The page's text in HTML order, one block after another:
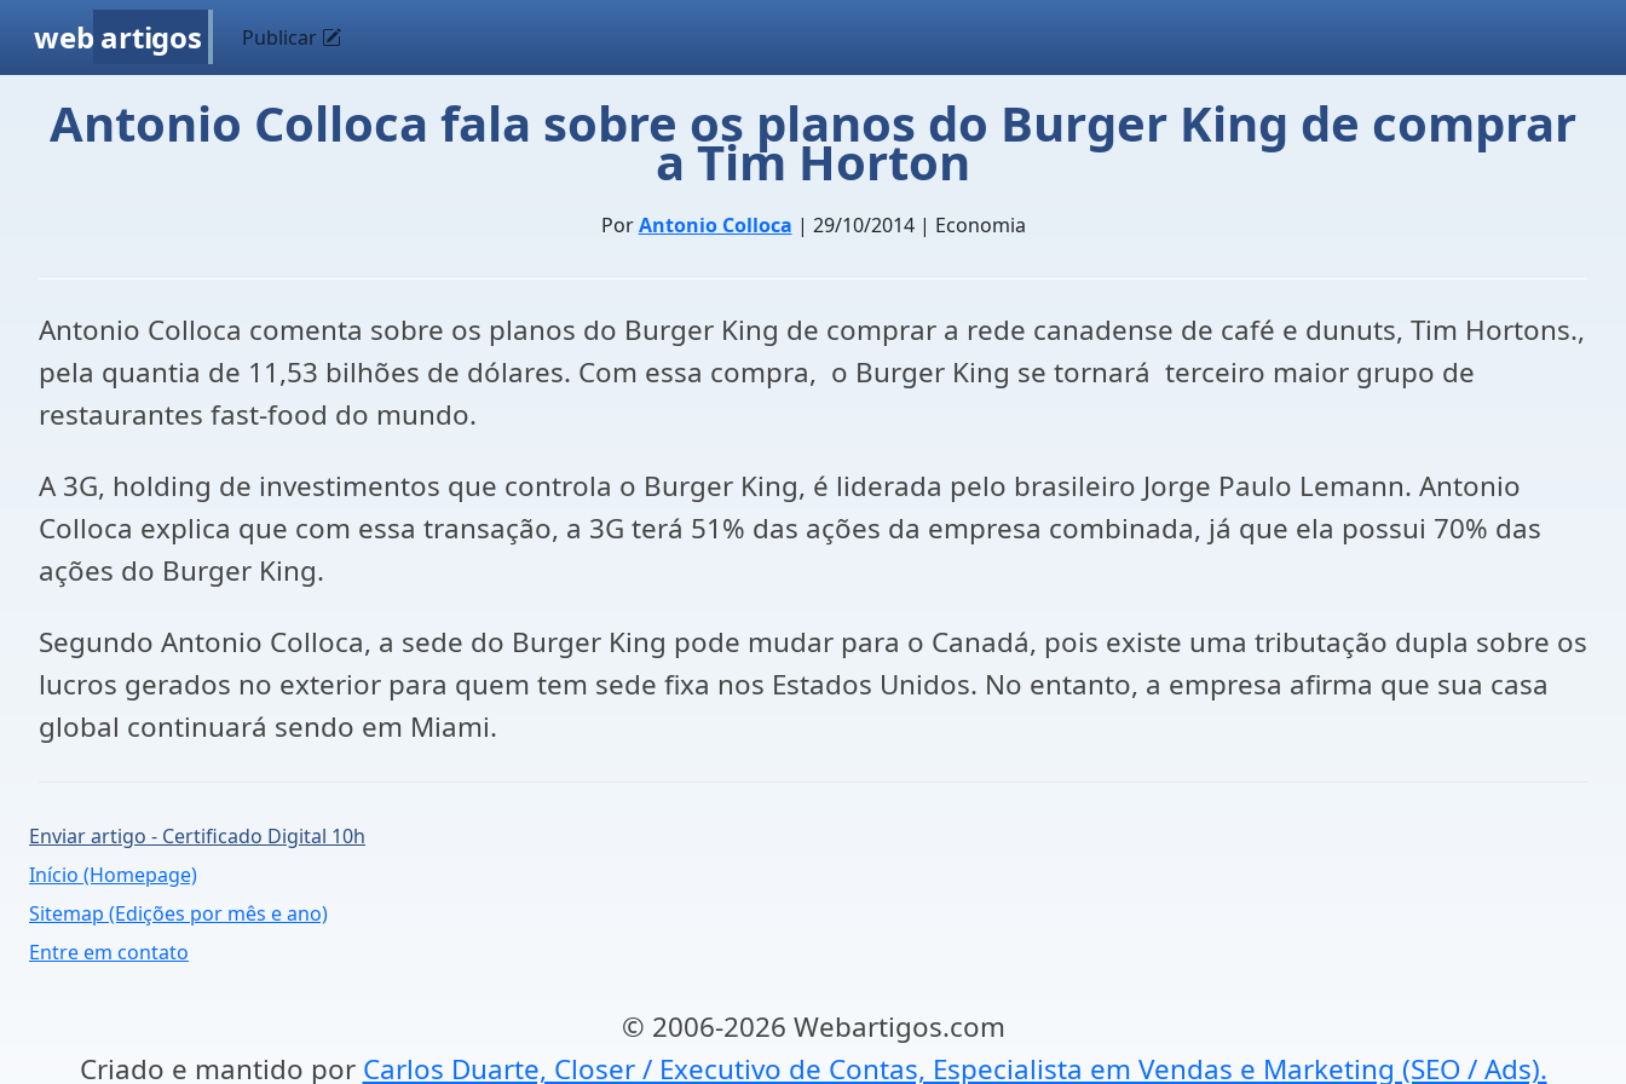
web artigos Publicar
Antonio Colloca fala sobre os planos do Burger King de comprar
a Tim Horton
PorAntonio Colloca | 29/10/2014 | Economia
Antonio Colloca comenta sobre os planos do Burger King de comprar a rede canadense de café e dunuts, Tim Hortons.,
pela quantia de 11,53 bilhões de dólares. Com essa compra, o Burger King se tornará terceiro maior grupo de
restaurantes fast-food do mundo.
A 3G, holding de investimentos que controla o Burger King, é liderada pelo brasileiro Jorge Paulo Lemann. Antonio
Colloca explica que com essa transação, a 3G terá 51% das ações da empresa combinada, já que ela possui 70% das
ações do Burger King.
Segundo Antonio Colloca, a sede do Burger King pode mudar para o Canadá, pois existe uma tributação dupla sobre os
lucros gerados no exterior para quem tem sede fixa nos Estados Unidos. No entanto, a empresa afirma que sua casa
global continuará sendo em Miami.
Enviar artigo - Certificado Digital 10h
Início (Homepage)
Sitemap (Edições por mês e ano)
Entre em contato
© 2006-2026 Webartigos.com
Criado e mantido por Carlos Duarte, Closer / Executivo de Contas, Especialista em Vendas e Marketing (SEO / Ads).